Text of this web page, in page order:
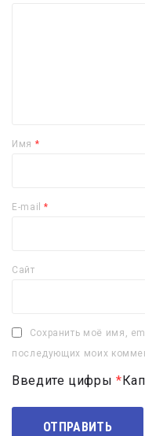
Имя *
E-mail*
Сайт
Сохранить моё имя,
последующих моих
Введите цифры *